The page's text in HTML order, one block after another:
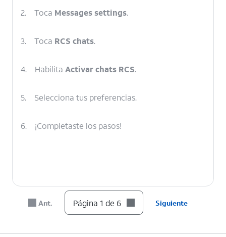
2. Toca Messages settings.
3. Toca RCS chats.
4. Habilita Activar chats RCS.
5. Selecciona tus preferencias.
6. ¡Completaste los pasos!
Ant. Página 1 de 6 Siguiente